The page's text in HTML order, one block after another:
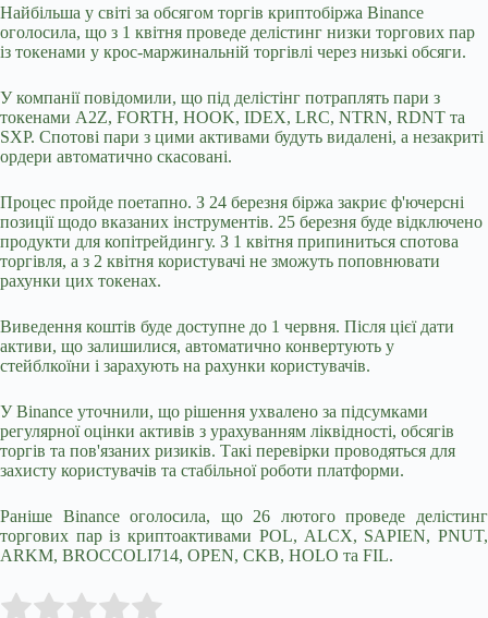
Найбільша у світі за обсягом торгів криптобіржа Binance
оголосила, що з 1 квітня проведе делістинг низки торгових пар
із токенами у крос-маржинальній торгівлі через низькі обсяги.
У компанії повідомили, що під делістінг потраплять пари з
токенами A2Z, FORTH, HOOK, IDEX, LRC, NTRN, RDNT та
SXP. Спотові пари з цими активами будуть видалені, а незакриті
ордери автоматично скасовані.
Процес пройде поетапно. З 24 березня біржа закриє ф'ючерсні
позиції щодо вказаних інструментів. 25 березня буде відключено
продукти для копітрейдингу. З 1 квітня припиниться спотова
торгівля, а з 2 квітня користувачі не зможуть поповнювати
рахунки цих токенах.
Виведення коштів буде доступне до 1 червня. Після цієї дати
активи, що залишилися, автоматично конвертують у
стейблкоїни і зарахують на рахунки користувачів.
У Binance уточнили, що рішення ухвалено за підсумками
регулярної оцінки активів з урахуванням ліквідності, обсягів
торгів та пов'язаних ризиків. Такі перевірки проводяться для
захисту користувачів та стабільної роботи платформи.
Раніше Binance оголосила, що 26 лютого проведе делістинг
торгових пар із криптоактивами POL, ALCX, SAPIEN, PNUT,
ARKM, BROCCOLI714, OPEN, CKB, HOLO та FIL.
Rate this item: